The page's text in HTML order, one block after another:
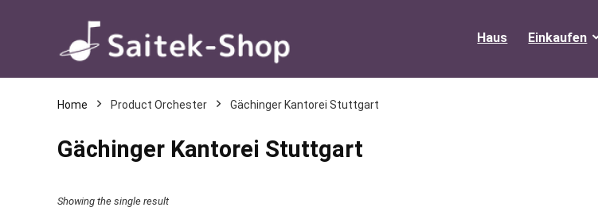
Haus Einkaufen
Home Product Orchester Gächinger Kantorei Stuttgart
Gächinger Kantorei Stuttgart
Showing the single result